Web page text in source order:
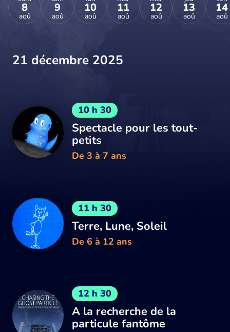
8
aoû
9
aoû
10
aoû
11
aoû
12
aoû
13
aoû
14
aoû
21 décembre 2025
10 h 30
Spectacle pour les tout-
petits
De 3 à 7 ans
11 h 30
Terre, Lune, Soleil
De 6 à 12 ans
12 h 30
A la recherche de la
particule fantôme